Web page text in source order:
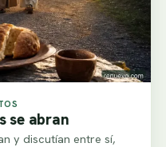
se abran
y discutían entre sí,